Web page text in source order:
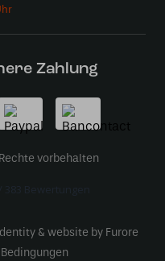
Zahlung
vorbehalten
& website by Furore
Bedingungen